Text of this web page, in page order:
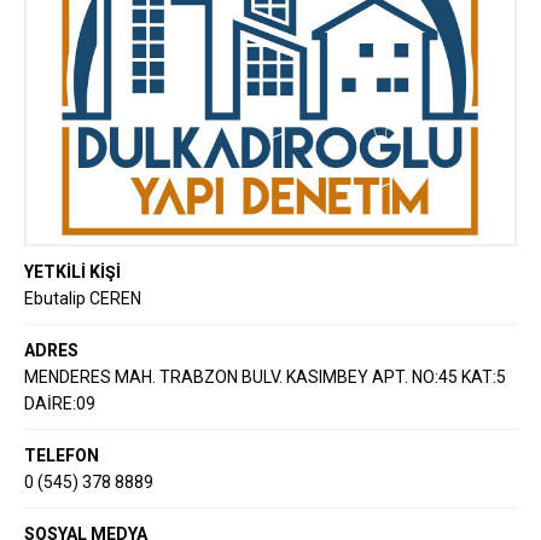
YETKİLİ KİŞİ
Ebutalip CEREN
ADRES
MENDERES MAH. TRABZON BULV. KASIMBEY APT. NO:45 KAT:5
DAİRE:09
TELEFON
0 (545) 378 8889
SOSYAL MEDYA